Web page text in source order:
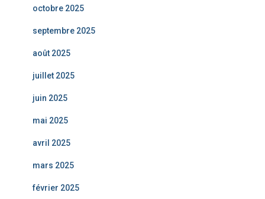
octobre 2025
septembre 2025
août 2025
juillet 2025
juin 2025
mai 2025
avril 2025
mars 2025
février 2025